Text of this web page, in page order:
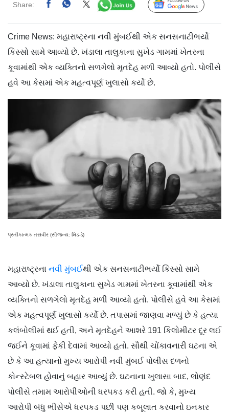
Share: Follow Us
Crime News: મહારાષ્ટ્રના નવી મુંબઈથી એક સનસનાટીભર્યો
કિસ્સો સામે આવ્યો છે. ખંડાલા તાલુકાના સુખેડ ગામમાં ખેતરના
કૂવામાંથી એક વ્યક્તિનો સળગેલો મૃતદેહ મળી આવ્યો હતો. પોલીસે
હવે આ કેસમાં એક મહત્વપૂર્ણ ખુલાસો કર્યો છે.
પ્રતીકાત્મક તસવીર (સૌજન્ય: મિડ-ડે)
મહારાષ્ટ્રના નવી મુંબઈથી એક સનસનાટીભર્યો કિસ્સો સામે
આવ્યો છે. ખંડાલા તાલુકાના સુખેડ ગામમાં ખેતરના કૂવામાંથી એક
વ્યક્તિનો સળગેલો મૃતદેહ મળી આવ્યો હતો. પોલીસે હવે આ કેસમાં
એક મહત્વપૂર્ણ ખુલાસો કર્યો છે. તપાસમાં જાણવા મળ્યું છે કે હત્યા
કલંબોલીમાં થઈ હતી, અને મૃતદેહને આશરે 191 કિલોમીટર દૂર લઈ
જઈને કૂવામાં ફેંકી દેવામાં આવ્યો હતો. સૌથી ચોંકાવનારી ઘટના એ
છે કે આ હત્યાનો મુખ્ય આરોપી નવી મુંબઈ પોલીસ દળનો
કોન્સ્ટેબલ હોવાનું બહાર આવ્યું છે. ઘટનાના ખુલાસા બાદ, લોણંદ
પોલીસે તમામ આરોપીઓની ધરપકડ કરી હતી. જો કે, મુખ્ય
આરોપી બંધુ ભીસેએ ધરપકડ પછી પણ કબૂલાત કરવાનો ઇનકાર